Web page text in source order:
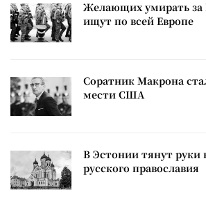
Желающих умирать за
ищут по всей Европе
Соратник Макрона
мести США
В Эстонии тянут руки
русского православия